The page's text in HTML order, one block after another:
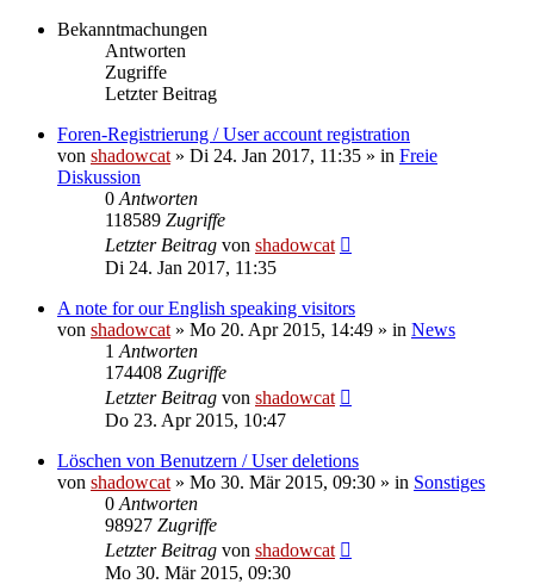
Bekanntmachungen
Antworten
Zugriffe
Letzter Beitrag
Foren-Registrierung / User account registration
von shadowcat » Di 24. Jan 2017, 11:35 » in Freie
Diskussion
0 Antworten
118589 Zugriffe
Letzter Beitrag von shadowcat
Di 24. Jan 2017, 11:35
A note for our English speaking visitors
von shadowcat » Mo 20. Apr 2015, 14:49 » in News
1 Antworten
174408 Zugriffe
Letzter Beitrag von shadowcat
Do 23. Apr 2015, 10:47
Löschen von Benutzern / User deletions
von shadowcat » Mo 30. Mär 2015, 09:30 » in Sonstiges
0 Antworten
98927 Zugriffe
Letzter Beitrag von shadowcat
Mo 30. Mär 2015, 09:30